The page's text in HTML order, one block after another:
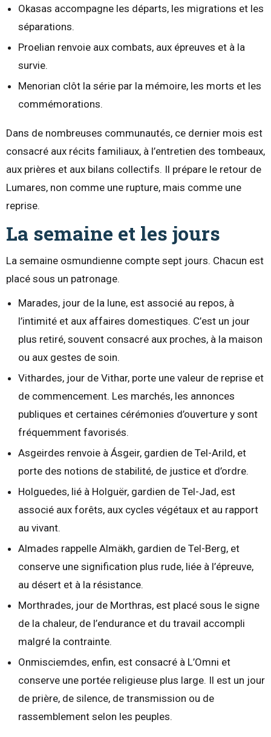
Okasas accompagne les départs, les migrations et les
séparations.
Proelian renvoie aux combats, aux épreuves et à la
survie.
Menorian clôt la série par la mémoire, les morts et les
commémorations.
Dans de nombreuses communautés, ce dernier mois est
consacré aux récits familiaux, à l’entretien des tombeaux,
aux prières et aux bilans collectifs. Il prépare le retour de
Lumares, non comme une rupture, mais comme une
reprise.
La semaine et les jours
La semaine osmundienne compte sept jours. Chacun est
placé sous un patronage.
Marades, jour de la lune, est associé au repos, à
l’intimité et aux affaires domestiques. C’est un jour
plus retiré, souvent consacré aux proches, à la maison
ou aux gestes de soin.
Vithardes, jour de Vithar, porte une valeur de reprise et
de commencement. Les marchés, les annonces
publiques et certaines cérémonies d’ouverture y sont
fréquemment favorisés.
Asgeirdes renvoie à Ásgeir, gardien de Tel-Arild, et
porte des notions de stabilité, de justice et d’ordre.
Holguedes, lié à Holguër, gardien de Tel-Jad, est
associé aux forêts, aux cycles végétaux et au rapport
au vivant.
Almades rappelle Almäkh, gardien de Tel-Berg, et
conserve une signification plus rude, liée à l’épreuve,
au désert et à la résistance.
Morthrades, jour de Morthras, est placé sous le signe
de la chaleur, de l’endurance et du travail accompli
malgré la contrainte.
Onmisciemdes, enfin, est consacré à L’Omni et
conserve une portée religieuse plus large. Il est un jour
de prière, de silence, de transmission ou de
rassemblement selon les peuples.